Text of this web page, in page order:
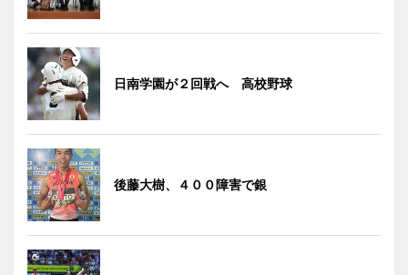
日南学園が２回戦へ 高校野球
後藤大樹、４００障害で銀